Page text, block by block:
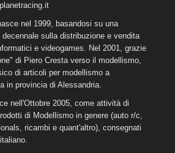
nel 1999, basandosi su una
sulla distribuzione e vendita
e videogames. Nel 2001, grazie
di Piero Cresta verso il modellismo,
di articoli per modellismo a
in provincia di Alessandria.
nell'Ottobre 2005, come attività di
di Modellismo in genere (auto r/c,
ricambi e quant'altro), consegnati